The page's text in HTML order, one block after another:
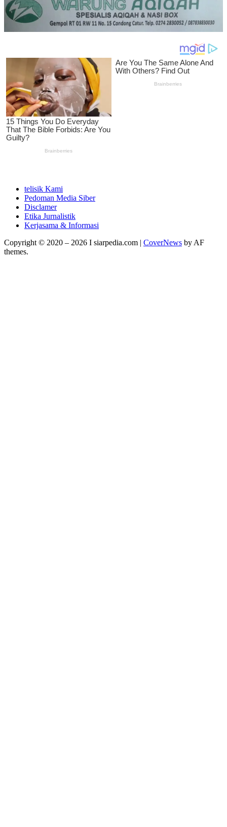
telisik Kami
Pedoman Media Siber
Disclamer
Etika Jurnalistik
Kerjasama & Informasi
Copyright © 2020 – 2026 I siarpedia.com | CoverNews by AF
themes.